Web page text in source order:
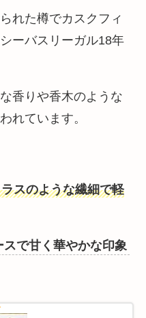
れた樽でカスクフィ
ーバスリーガル18年
香りや香木のような
れています。
スのような繊細で軽
スで甘く華やかな印象